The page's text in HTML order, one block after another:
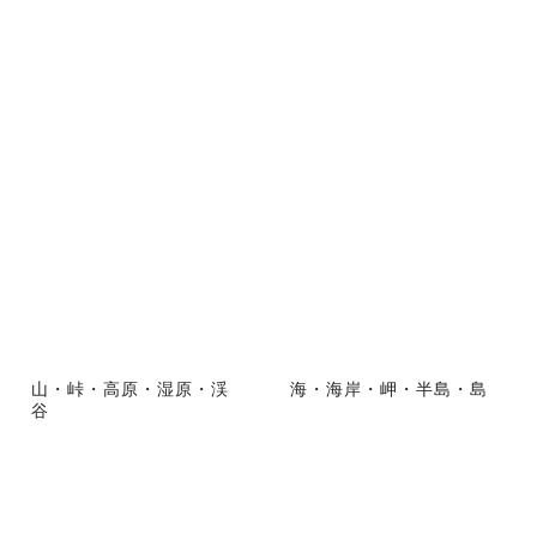
山・峠・高原・湿原・渓
谷
海・海岸・岬・半島・島